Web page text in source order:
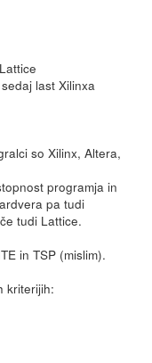
last Xilinxa
so Xilinx, Altera,
programja in
pa tudi
tudi Lattice.
in TSP (mislim).
kriterijih: